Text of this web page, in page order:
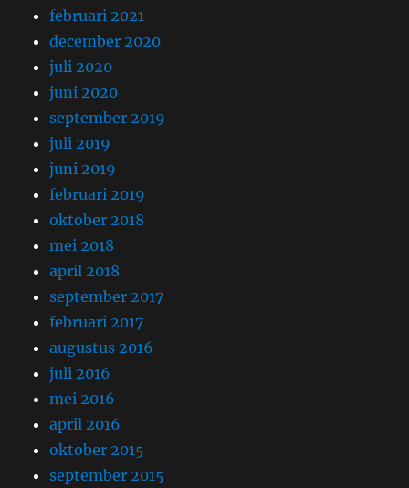
februari 2021
december 2020
juli 2020
juni 2020
september 2019
juli 2019
juni 2019
februari 2019
oktober 2018
mei 2018
april 2018
september 2017
februari 2017
augustus 2016
juli 2016
mei 2016
april 2016
oktober 2015
september 2015